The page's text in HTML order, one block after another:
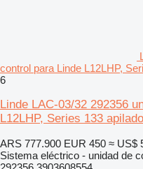
control para Linde L12LHP,
6
Linde LAC-03/32 292356
L12LHP, Series 133
ARS 777.900 EUR 450 ≈ US$
Sistema eléctrico - unidad de